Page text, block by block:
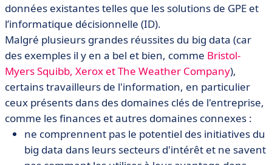
données existantes telles que les solutions de GPE et
l’informatique décisionnelle (ID).
Malgré plusieurs grandes réussites du big data (car
des exemples il y en a bel et bien, comme Bristol-
Myers Squibb, Xerox et The Weather Company),
certains travailleurs de l'information, en particulier
ceux présents dans des domaines clés de l'entreprise,
comme les finances et autres domaines connexes :
ne comprennent pas le potentiel des initiatives du
big data dans leurs secteurs d'intérêt et ne savent